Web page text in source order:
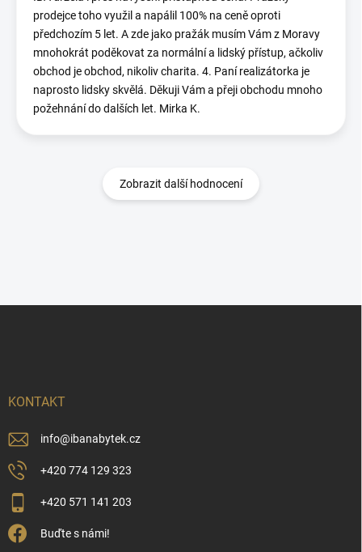
prodejce toho využil a napálil 100% na ceně oproti
předchozím 5 let. A zde jako pražák musím Vám z Moravy
mnohokrát poděkovat za normální a lidský přístup, ačkoliv
obchod je obchod, nikoliv charita. 4. Paní realizátorka je
naprosto lidsky skvělá. Děkuji Vám a přeji obchodu mnoho
požehnání do dalších let. Mirka K.
Zobrazit další hodnocení
KONTAKT
info@ibanabytek.cz
+420 774 129 323
+420 571 141 203
Buďte s námi!